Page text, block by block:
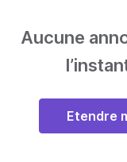
Aucune
Etendre